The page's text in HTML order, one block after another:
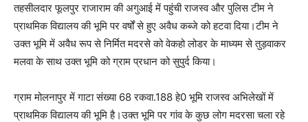
तहसीलदार फूलपुर राजाराम की अगुआई में पहुंची राजस्व और पुलिस टीम ने
प्राथमिक विद्यालय की भूमि पर वर्षों से हुए अवैध कब्जे को हटवा दिया।टीम ने
उक्त भूमि में अवैध रूप से निर्मित मदरसे को वेकहो लोडर के माध्यम से तुड़वाकर
मलवा के साथ उक्त भूमि को ग्राम प्रधान को सुपुर्द किया।
ग्राम मोलनापुर में गाटा संख्या 68 रकवा.188 हे0 भूमि राजस्व अभिलेखों में
प्राथमिक विद्यालय की भूमि है।उक्त भूमि पर गांव के कुछ लोग मदरसा चला रहे